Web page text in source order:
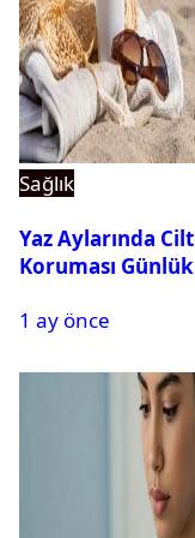
Sağlık
Yaz Aylarında Cilt
Koruması Günlük
Haline Geliyor
1 ay önce